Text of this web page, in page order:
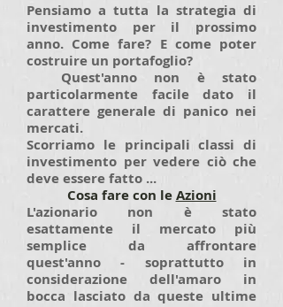
Pensiamo a tutta la strategia di
investimento per il prossimo
anno. Come fare? E come poter
costruire un portafoglio?
Quest'anno non è stato
particolarmente facile dato il
carattere generale di panico nei
mercati.
Scorriamo le principali classi di
investimento per vedere ciò che
deve essere fatto ...
Cosa fare con leAzioni
L'azionario non è stato
esattamente il mercato più
semplice da affrontare
quest'anno - soprattutto in
considerazione dell'amaro in
bocca lasciato da queste ultime